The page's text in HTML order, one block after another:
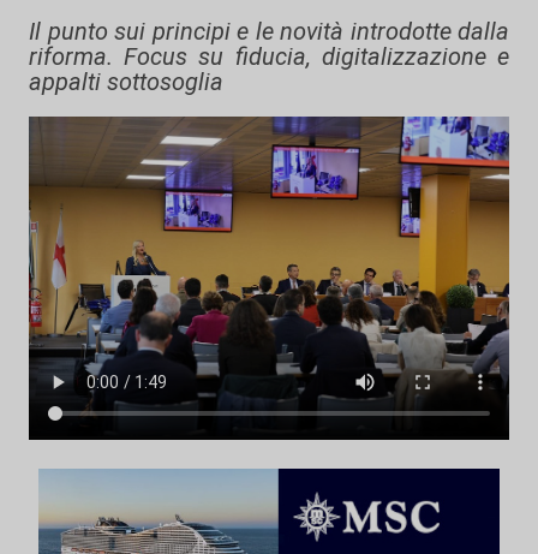
Il punto sui principi e le novità introdotte dalla
riforma. Focus su fiducia, digitalizzazione e
appalti sottosoglia